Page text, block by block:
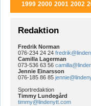
1999 2000 2001 2002
Redaktion
Fredrik Norman
076-234 24 24
Camilla Lagerman
073-536 63 56
Jennie Einarsson
076-185 86 85
Sportredaktion
Timmy Lundegård
timmy@lindenytt.com